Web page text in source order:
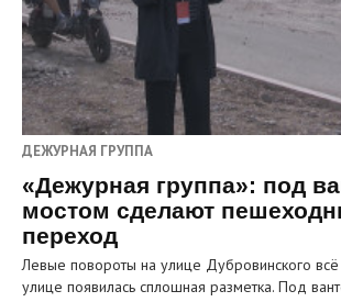
ДЕЖУРНАЯ ГРУППА
«Дежурная группа»: под
мостом сделают
переход
Левые повороты на улице Дубровинского
улице появилась сплошная разметка. Под